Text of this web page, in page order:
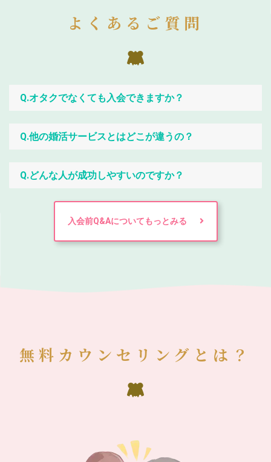
よくあるご質問
Q.オタクでなくても入会できますか？
Q.他の婚活サービスとはどこが違うの？
Q.どんな人が成功しやすいのですか？
入会前Q&Aについてもっとみる
無料カウンセリングとは？